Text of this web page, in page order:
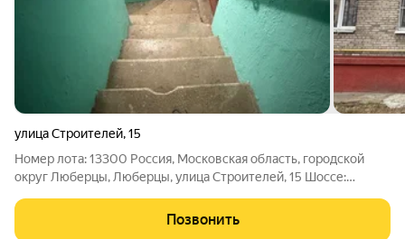
улица Строителей,15
Номер лота: 13300 Россия, Московская область, городской
округ Люберцы, Люберцы, улица Строителей, 15 Шоссе:
этажей: 5 Возможна ипотека. Свободная продажа. В
собственности ТИП КОММЕРЧЕСКОЙ
Позвонить